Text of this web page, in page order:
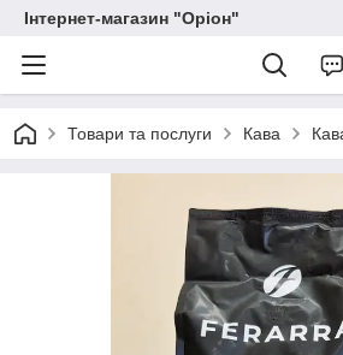
Інтернет-магазин "Оріон"
Товари та послуги Кава